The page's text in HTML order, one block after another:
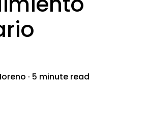
· 5 minute read